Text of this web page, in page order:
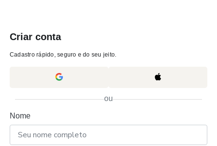
Criar conta
Cadastro rápido, seguro e do seu jeito.
ou
Nome